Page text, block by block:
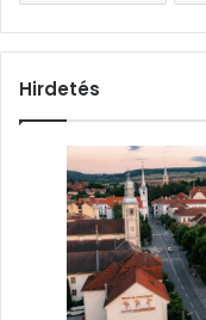
Hirdetés